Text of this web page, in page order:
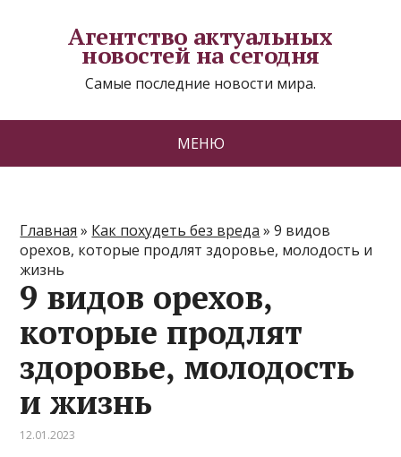
Агентство актуальных
новостей на сегодня
Самые последние новости мира.
МЕНЮ
Главная » Как похудеть без вреда »9 видов
орехов, которые продлят здоровье, молодость и
жизнь
9 видов орехов,
которые продлят
здоровье, молодость
и жизнь
12.01.2023